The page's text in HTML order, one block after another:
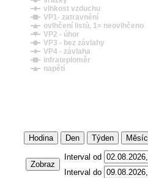
vlhkost vzduchu
VP1- zatravnění
ovlhčení listů, 1= neovlhčeno
VP2 - úhor
VP3 - bez závlahy
VP4 - závlaha
infrateploměr
napětí
Hodina Den Týden Měsíc
Zobraz
Interval od
Interval do